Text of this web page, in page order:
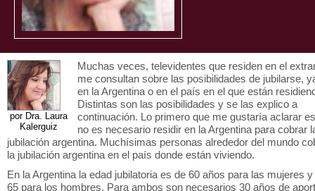
por Dra. Laura
Kalerguiz
Muchas veces, televidentes que residen en el
me consultan sobre las posibilidades de jubilarse,
en la Argentina o en el país en el que están
Distintas son las posibilidades y se las explico a
continuación. Lo primero que me gustaría aclarar
no es necesario residir en la Argentina para cobrar
jubilación argentina. Muchísimas personas alrededor del mundo
la jubilación argentina en el país donde están viviendo.
En la Argentina la edad jubilatoria es de 60 años para las mujeres y
65 para los hombres. Para ambos son necesarios 30 años de